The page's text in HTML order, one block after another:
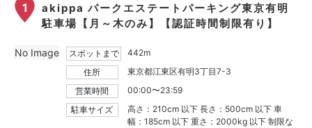
1
akippa パークエステートパーキング東京有明
駐車場【月～木のみ】【認証時間制限有り】
スポットまで
442m
住所
東京都江東区有明3丁目7-3
営業時間
00:00〜23:59
駐車サイズ
高さ：210cm 以下 長さ：500cm 以下 車
幅：185cm 以下 重さ：2000kg 以下 制限な
No Image